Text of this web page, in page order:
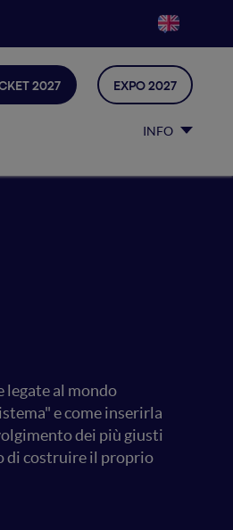
INFO
2027 EXPO 2027
legate al mondo
e come inserirla
dei più giusti
di costruire il proprio